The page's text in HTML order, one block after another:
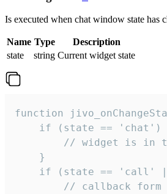
Is executed when chat window state has
Name Type
Description
state
string Current widget state
function
if (state == 'chat')
// widget is in
    }
if (state == 'call'
// callback form